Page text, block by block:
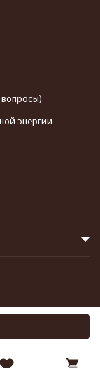
вопросы)
энергии
и снаряжения–